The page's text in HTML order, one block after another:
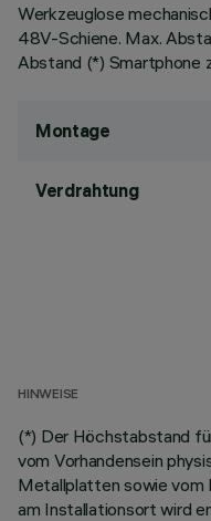
Werkzeuglose
48V-Schiene. Max.
Abstand (*) Smartphone
Montage
Verdrahtung
HINWEISE
(*) Der Höchstabstand
vom Vorhandensein
Metallplatten sowie vom
am Installationsort wird